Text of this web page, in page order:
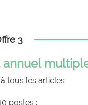
3
tous les articles
postes :